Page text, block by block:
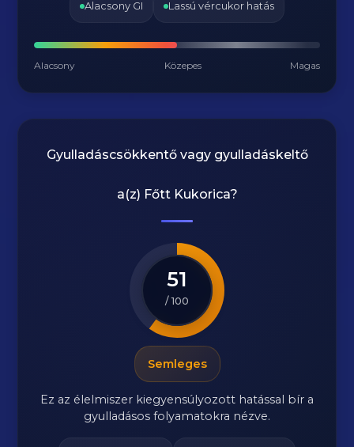
Alacsony GI Lassú vércukor hatás
Alacsony Közepes Magas
Gyulladáscsökkentő vagy gyulladáskeltő
a(z) Főtt Kukorica?
51
/ 100
Semleges
Ez az élelmiszer kiegyensúlyozott hatással bír a
gyulladásos folyamatokra nézve.